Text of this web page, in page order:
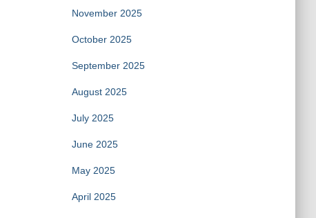
November 2025
October 2025
September 2025
August 2025
July 2025
June 2025
May 2025
April 2025